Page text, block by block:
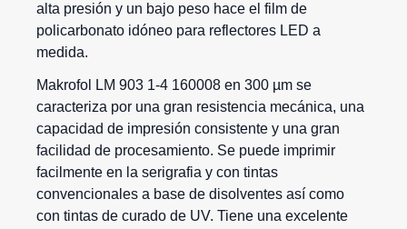
alta presión y un bajo peso hace el film de
policarbonato idóneo para reflectores LED a
medida.
Makrofol LM 903 1-4 160008 en 300 µm se
caracteriza por una gran resistencia mecánica, una
capacidad de impresión consistente y una gran
facilidad de procesamiento. Se puede imprimir
facilmente en la serigrafia y con tintas
convencionales a base de disolventes así como
con tintas de curado de UV. Tiene una excelente